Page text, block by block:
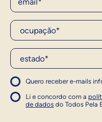
Ocupação*
Estado*
Quero receber e-mails
1
Concordo com a política
Concordo com a política
Li e concordo com a
de dados do Todos Pela
1